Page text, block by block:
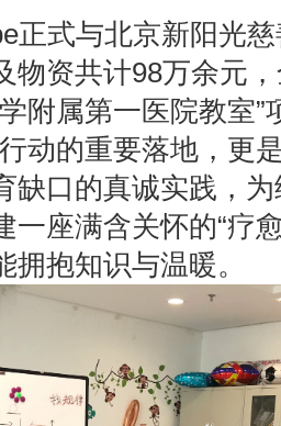
正式与北京新阳光
物资共计98万余元
附属第一医院教室
动的重要落地，更
缺口的真诚实践，
一座满含关怀的“疗
拥抱知识与温暖。